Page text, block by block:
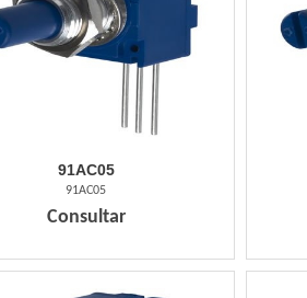
91AC05
91AC05
Consultar